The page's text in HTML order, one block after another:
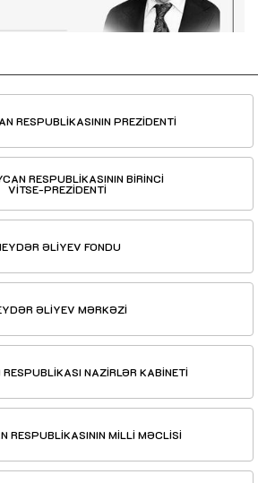
RESPUBLİKASININ PREZİDENTİ
RESPUBLİKASININ BİRİNCİ
VİTSE-PREZİDENTİ
ƏLİYEV FONDU
ƏLİYEV MƏRKƏZİ
NAZİRLƏR KABİNETİ
RESPUBLİKASININ MİLLİ MƏCLİSİ